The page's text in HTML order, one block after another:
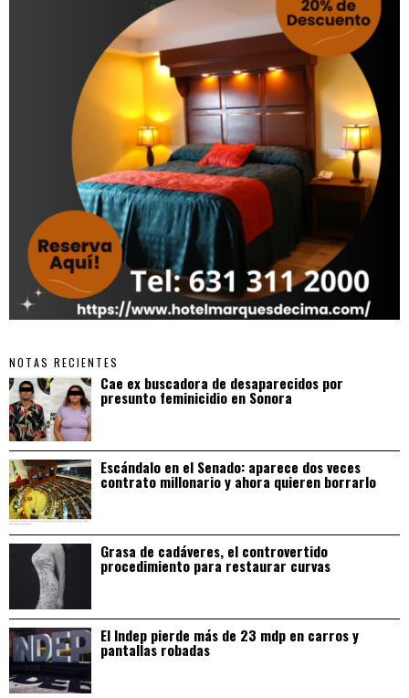
NOTAS RECIENTES
Cae ex buscadora de desaparecidos por
presunto feminicidio en Sonora
Escándalo en el Senado: aparece dos veces
contrato millonario y ahora quieren borrarlo
Grasa de cadáveres, el controvertido
procedimiento para restaurar curvas
El Indep pierde más de 23 mdp en carros y
pantallas robadas